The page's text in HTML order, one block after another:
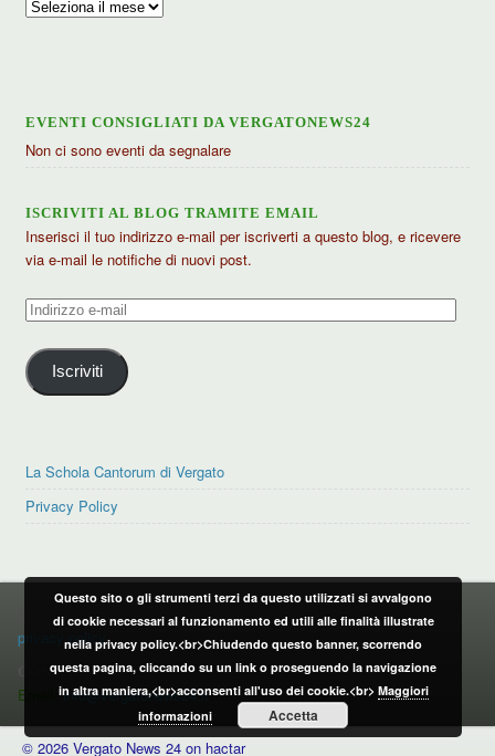
Archivio
EVENTI CONSIGLIATI DA VERGATONEWS24
Non ci sono eventi da segnalare
ISCRIVITI AL BLOG TRAMITE EMAIL
Inserisci il tuo indirizzo e-mail per iscriverti a questo blog, e ricevere
via e-mail le notifiche di nuovi post.
Indirizzo
mail
Iscriviti
La Schola Cantorum di Vergato
Privacy Policy
PRIVACY POLICY
privacy policy
CONTATTI:
Email:info@vergatonews24.it
© 2026 Vergato News 24 on hactar
Questo sito o gli strumenti terzi da questo utilizzati si avvalgono
di cookie necessari al funzionamento ed utili alle finalità illustrate
nella privacy policy.<br>Chiudendo questo banner, scorrendo
questa pagina, cliccando su un link o proseguendo la navigazione
in altra maniera,<br>acconsenti all'uso dei cookie.<br> Maggiori
informazioni
Accetta